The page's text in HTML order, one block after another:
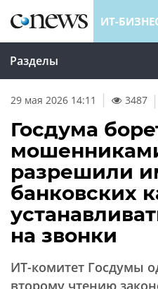
ИТ-
Разделы
29 мая 2026 14:11 3487 |
Госдума
разрешили
банковских
на звонки
ИТ-комитет Госдумы
второму чтению